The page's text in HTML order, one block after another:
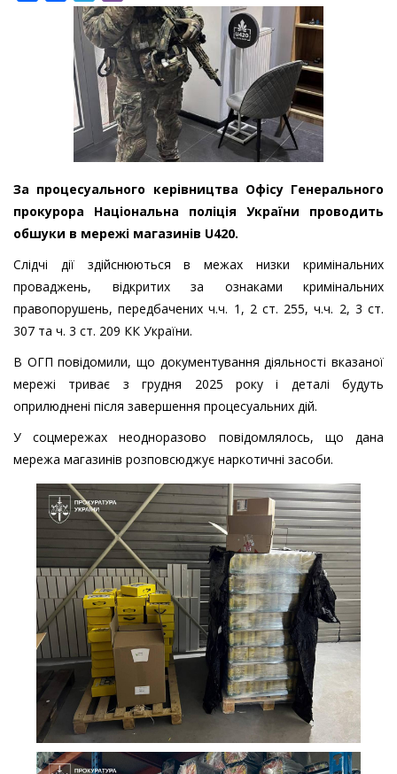
За процесуального керівництва Офісу Генерального
прокурора Національна поліція України проводить
обшуки в мережі магазинів U420.
Слідчі дії здійснюються в межах низки кримінальних
проваджень, відкритих за ознаками кримінальних
правопорушень, передбачених ч.ч. 1, 2 ст. 255, ч.ч. 2, 3 ст.
307 та ч. 3 ст. 209 КК України.
В ОГП повідомили, що документування діяльності вказаної
мережі триває з грудня 2025 року і деталі будуть
оприлюднені після завершення процесуальних дій.
У соцмережах неодноразово повідомлялось, що дана
мережа магазинів розповсюджує наркотичні засоби.